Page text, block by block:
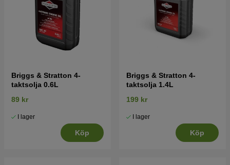
Briggs & Stratton 4-
taktsolja 0.6L
89 kr
I lager
Köp
Briggs & Stratton 4-
taktsolja 1.4L
199 kr
I lager
Köp